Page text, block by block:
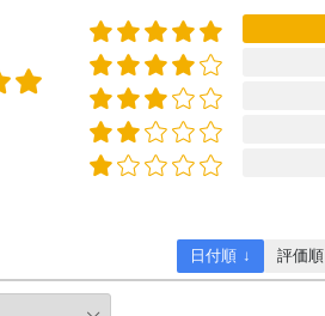
日付順 ↓ 評価順